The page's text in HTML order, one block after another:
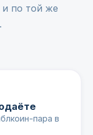
по той же
пара в